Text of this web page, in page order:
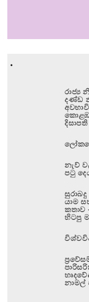
.
රාජ්‍ය
දණ්ඩ
දිසාපති
නැව්
පටු
යාම
කතාව
හිටපු
නාමල්